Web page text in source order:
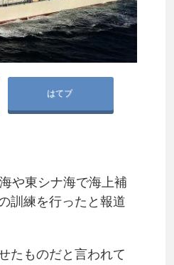
はてブ
や東シナ海で海上補
訓練を行ったと報道
たものだと言われて